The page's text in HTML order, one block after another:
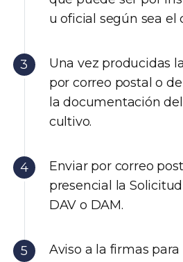
u oficial según sea el
Una vez producidas
por correo postal o
la documentación
cultivo.
Enviar por correo
presencial la
DAV o DAM.
Aviso a la firmas para